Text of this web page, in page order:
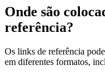
Onde são
referência?
Os links de referência
em diferentes formatos,